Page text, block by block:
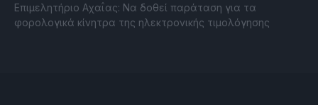
Επιμελητήριο Αχαΐας: Να δοθεί παράταση για τα
φορολογικά κίνητρα της ηλεκτρονικής τιμολόγησης